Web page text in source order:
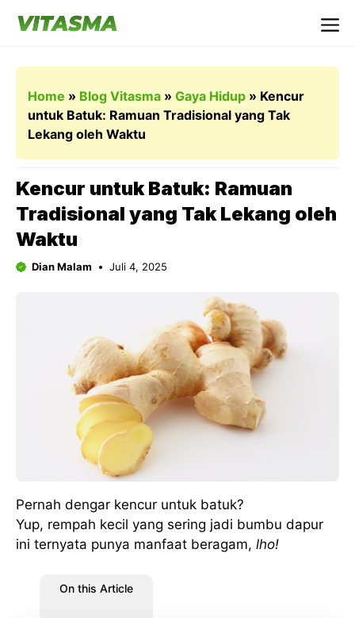
Home » Blog Vitasma » Gaya Hidup » Kencur
untuk Batuk: Ramuan Tradisional yang Tak
Lekang oleh Waktu
Kencur untuk Batuk: Ramuan
Tradisional yang Tak Lekang oleh
Waktu
Dian Malam Juli 4, 2025
Pernah dengar kencur untuk batuk?
Yup, rempah kecil yang sering jadi bumbu dapur
ini ternyata punya manfaat beragam, lho!
On this Article